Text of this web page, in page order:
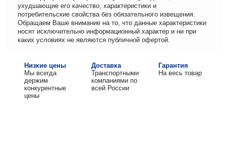
ухудшающие его качество, характеристики и
потребительские свойства без обязательного извещения.
Обращаем Ваше внимание на то, что данные характеристики
носят исключительно информационный характер и ни при
каких условиях не являются публичной офертой.
Низкие цены
Мы всегда
держим
конкурентные
цены
Доставка
Транспортными
компаниями по
всей России
Гарантия
На весь товар